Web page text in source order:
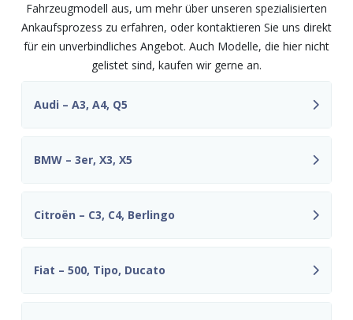
Fahrzeugmodell aus, um mehr über unseren spezialisierten
Ankaufsprozess zu erfahren, oder kontaktieren Sie uns direkt
für ein unverbindliches Angebot. Auch Modelle, die hier nicht
gelistet sind, kaufen wir gerne an.
Audi – A3, A4, Q5
BMW – 3er, X3, X5
Citroën – C3, C4, Berlingo
Fiat – 500, Tipo, Ducato